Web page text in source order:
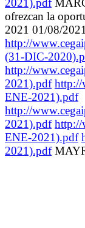
2021).pdf
ofrezcan la
2021 01/08/
http://
(31-DIC-
http://
2021).pdf
ENE-2021).pdf
http://
2021).pdf
ENE-2021).pdf
2021).pdf